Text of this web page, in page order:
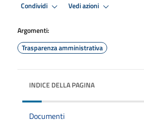
Condividi Vedi azioni
Argomenti:
Trasparenza amministrativa
INDICE DELLA PAGINA
Documenti